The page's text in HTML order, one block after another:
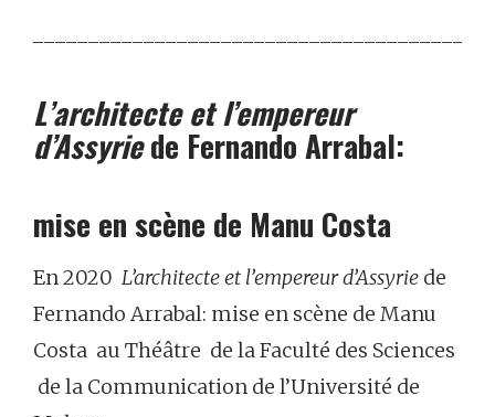
L’architecte et l’empereur
d’Assyriede Fernando Arrabal:
mise en scène de Manu Costa
En 2020 L’architecte et l’empereur d’Assyrie de
Fernando Arrabal: mise en scène de Manu
Costa au Théâtre de la Faculté des Sciences
de la Communication de l’Université de